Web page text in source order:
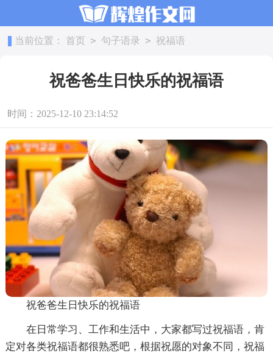
当前位置： 首页 > 句子语录 > 祝福语
祝爸爸生日快乐的祝福语
时间：2025-12-10 23:14:52
祝爸爸生日快乐的祝福语
在日常学习、工作和生活中，大家都写过祝福语，肯
定对各类祝福语都很熟悉吧，根据祝愿的对象不同，祝福